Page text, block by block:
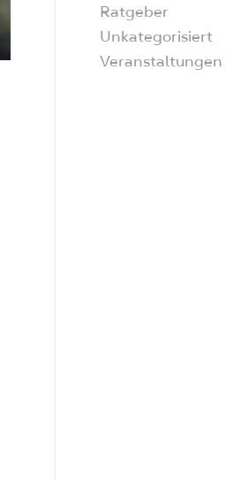
Ratgeber
Unkategorisiert
Veranstaltungen